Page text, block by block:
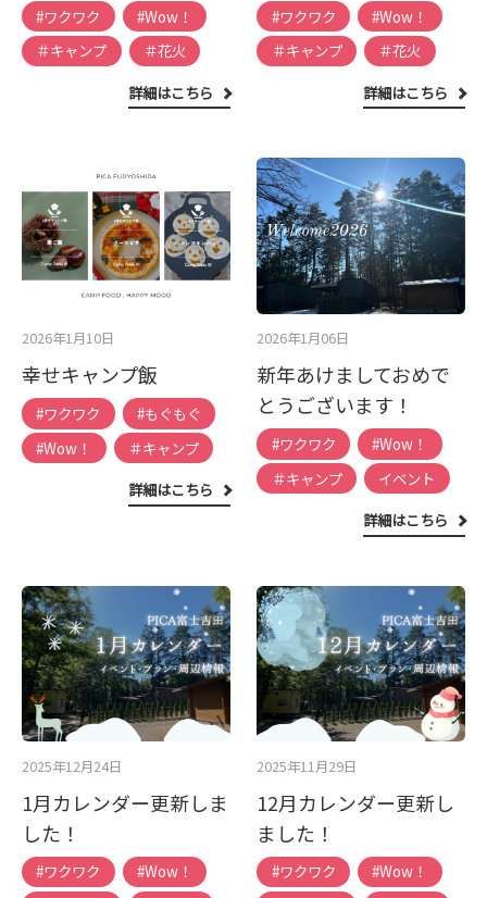
#ワクワク
#Wow！
＃キャンプ
＃花火
詳細はこちら
#ワクワク
#Wow！
＃キャンプ
＃花火
詳細はこちら
2026年1月10日
幸せキャンプ飯
#ワクワク
#もぐもぐ
#Wow！
＃キャンプ
詳細はこちら
2026年1月06日
新年あけましておめで
とうございます！
#ワクワク
#Wow！
＃キャンプ
イベント
詳細はこちら
2025年12月24日
1月カレンダー更新しま
した！
#ワクワク
#Wow！
2025年11月29日
12月カレンダー更新し
ました！
#ワクワク
#Wow！